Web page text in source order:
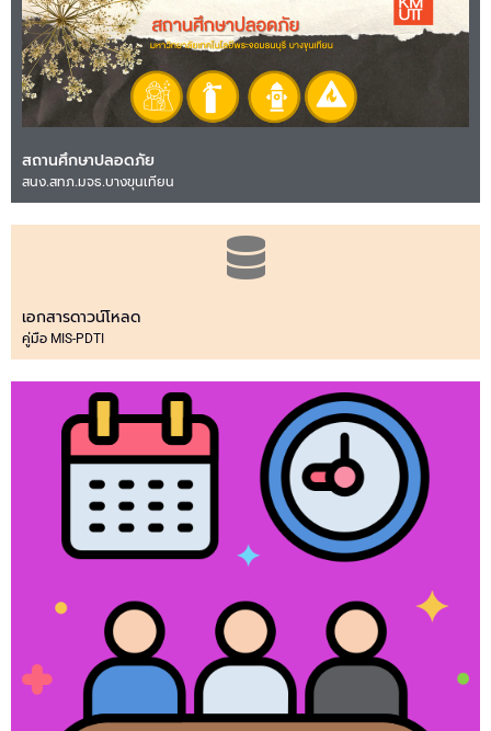
สถานศึกษาปลอดภัย
สนง.สทภ.มจธ.บางขุนเทียน
เอกสารดาวน์โหลด
คู่มือ MIS-PDTI